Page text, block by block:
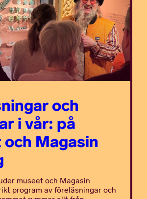
och
i vår: på
och Magasin
museet och Magasin
program av föreläsningar och